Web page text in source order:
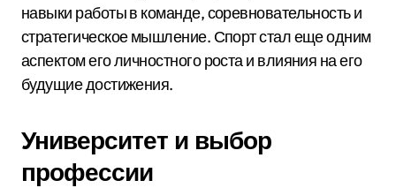
навыки работы в команде, соревновательность и
стратегическое мышление. Спорт стал еще одним
аспектом его личностного роста и влияния на его
будущие достижения.
Университет и выбор
профессии